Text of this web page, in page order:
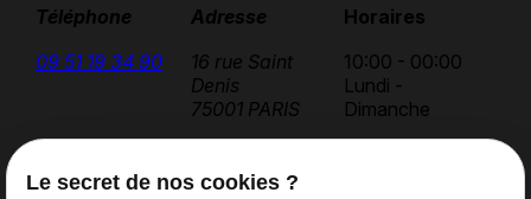
Téléphone
09 51 19 34 90
Adresse
16 rue Saint
Denis
75001 PARIS
Horaires
10:00 - 00:00
Lundi -
Dimanche
Le secret de nos cookies ?